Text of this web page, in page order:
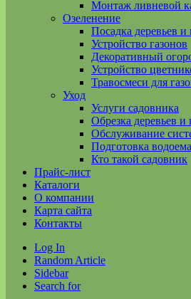
Монтаж ливневой
Озеленение
Посадка деревьев и
Устройство газонов
Декоративный
Устройство
Травосмеси для
Уход
Услуги садовника
Обрезка деревьев и
Обслуживание
Подготовка
Кто такой садовник
Прайс-лист
Каталоги
О компании
Карта сайта
Контакты
Log In
Random Article
Sidebar
Search for